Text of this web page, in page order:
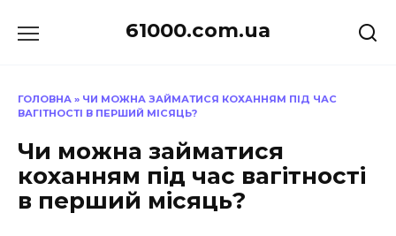
до
61000.com.ua
ГОЛОВНА » ЧИ МОЖНА ЗАЙМАТИСЯ КОХАННЯМ ПІД ЧАС
ВАГІТНОСТІ В ПЕРШИЙ МІСЯЦЬ?
Чи можна займатися
коханням під час вагітності
в перший місяць?